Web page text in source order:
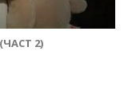
2)